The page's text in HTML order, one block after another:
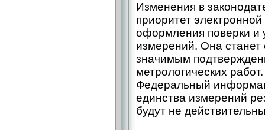
Изменения в
приоритет
оформления поверки и
измерений. Она
значимым
метрологических
Федеральный
единства измерений
будут не